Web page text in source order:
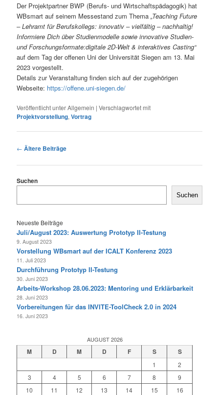
Der Projektpartner BWP (Berufs- und Wirtschaftspädagogik) hat
WBsmart auf seinem Messestand zum Thema„Teaching Future
– Lehramt für Berufskollegs: innovativ – vielfältig – nachhaltig!
Informiere Dich über Studienmodelle sowie innovative Studien-
und Forschungsformate:digitale 2D-Welt & interaktives Casting“
auf dem Tag der offenen Uni der Universität Siegen am 13. Mai
2023 vorgestellt.
Details zur Veranstaltung finden sich auf der zugehörigen
Webseite: https://offene.uni-siegen.de/
Veröffentlicht unterAllgemein |Verschlagwortet mit
Projektvorstellung,Vortrag
Beitragsnavigation
← Ältere Beiträge
Suchen
Suchen
Neueste Beiträge
Juli/August 2023: Auswertung Prototyp II-Testung
9. August 2023
Vorstellung WBsmart auf der ICALT Konferenz 2023
11. Juli 2023
Durchführung Prototyp II-Testung
30. Juni 2023
Arbeits-Workshop 28.06.2023: Mentoring und Erklärbarkeit
28. Juni 2023
Vorbereitungen für das INVITE-ToolCheck 2.0 in 2024
16. Juni 2023
AUGUST 2026
M D M D F S S
1
2
3
4 5 6 7 8
9
10
11 12 13 14 15
16